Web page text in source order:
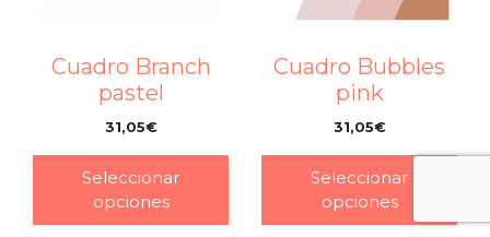
Cuadro Branch
pastel
31,05€
Seleccionar
opciones
Cuadro Bubbles
pink
31,05€
Seleccionar
opciones